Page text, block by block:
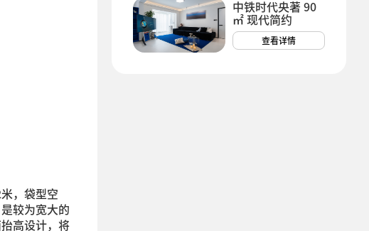
，袋型空
较为宽大的
高设计，将
中铁时代央著 90
㎡ 现代简约
查看详情